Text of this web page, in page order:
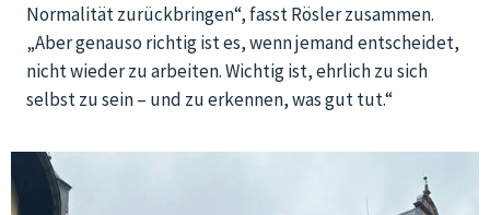
Normalität zurückbringen“, fasst Rösler zusammen.
„Aber genauso richtig ist es, wenn jemand entscheidet,
nicht wieder zu arbeiten. Wichtig ist, ehrlich zu sich
selbst zu sein – und zu erkennen, was gut tut.“